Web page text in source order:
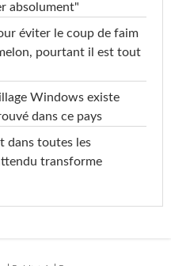
absolument"
éviter le coup de faim
pourtant il est tout
Windows existe
dans ce pays
dans toutes les
transforme